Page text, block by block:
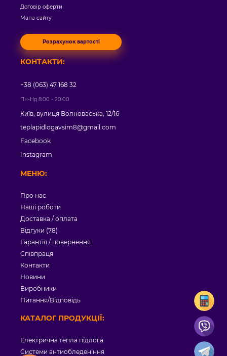
Договір оферти
Мапа сайту
Розрахунок вартості
МЕНЮ:
Про нас
Наші роботи
Доставка / оплата
Відгуки (78)
Гарантія / повернення
Співпраця
Контакти
Новини
Виробники
Питання/Відповідь
КАТАЛОГ ПРОДУКЦІЇ:
Електрична тепла підлога
Системи антиобледеніння
КОНТАКТИ:
+38 (063) 47 168 32
Пн-Нд 8:00 - 20:00
Київ, вулиця Волноваська, 12/16
teplapidlogavsim8@gmail.com
Facebook
Instagram